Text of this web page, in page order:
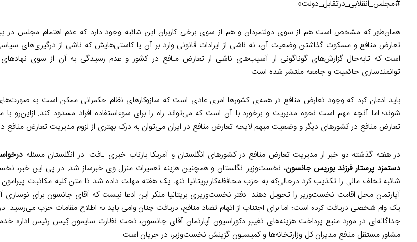
#مجلس_انقلابی_درتقابل_دولت».
همان‌طور که مشخص است هم از سوی دولتمردان و هم از سوی برخی کاربران این شائبه وجود دارد که عدم اهتمام مجلس در
تعارض منافع و مسکوت گذاشتن وضعیت آن، نه ناشی از ایرادات قانونی وارد بر آن یا کاستی‌هایش که ناشی از درگیری‌های
است که تابه‌حال گزارش‌های گوناگونی از آسیب‌های ناشی از تعارض منافع در کشور و عدم رسیدگی به آن از سوی نهادهای
توانمندسازی حاکمیت و جامعه منتشر شده است.
باید اذعان کرد که وجود تعارض منافع در همه‌ی کشورها امری عادی است که سازوکارهای نظام حکمرانی ممکن است به صورت‌های
شوند؛ اما آنچه مهم است نحوه مدیریت و برخورد با آن است که می‌تواند راه را برای سوءاستفاده افراد مسدود کند. ازاین‌رو
تعارض منافع در کشورهای دیگر و وضعیت مبهم لایحه تعارض منافع در ایران می‌توان به درک بهتری از لزوم مدیریت تعارض منافع
در هفته گذشته دو خبر از مدیریت تعارض منافع در کشورهای انگلستان و آمریکا بازتاب خبری یافت. در انگلستان مسئله
دستمزد پرستار فرزند بوریس جانسون، نخست‌وزیر انگلستان و همچنین هزینه تعمیرات منزل وی خبرساز شد. در پی این خبر،
شائبه تخلف مالی را تکذیب کرد درحالی‌که به حزب محافظه‌کار بریتانیا تنها یک هفته مهلت داده شد تا متن کلیه مکاتبات
آپارتمان محل اقامت نخست‌وزیر را تحویل دهند. دفتر نخست‌وزیری بریتانیا منکر این ادعا نیست که آقای جانسون برای نوسازی
یک وام شخصی دریافت کرده است؛ اما برای اجتناب از اتهام تضاد منافع، دریافت چنان وامی باید به اطلاع مقامات حزب می‌رسید.
جداگانه‌ای در مورد منبع پرداخت هزینه‌های تغییر دکوراسیون آپارتمان آقای جانسون، تحت نظارت سایمون کِیس رئیس اداره
مشاور مستقل منافع مدیران کل وزارتخانه‌ها و کمیسیون گزینش نخست‌وزیر، در جریان است.